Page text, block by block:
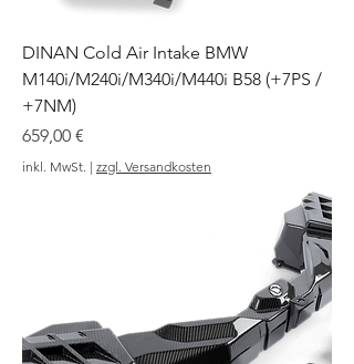
DINAN Cold Air Intake BMW
M140i/M240i/M340i/M440i B58 (+7PS /
+7NM)
Preis
659,00 €
inkl. MwSt. | zzgl. Versandkosten